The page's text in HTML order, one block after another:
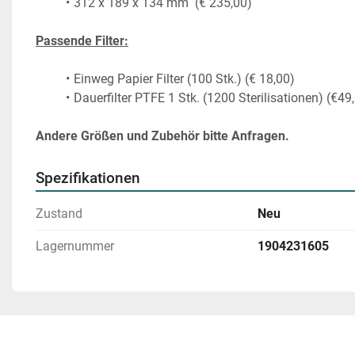
Passende Filter:
Einweg Papier Filter (100 Stk.) (€ 18,00)
Dauerfilter PTFE 1 Stk. (1200 Sterilisationen)
Andere Größen und Zubehör bitte Anfragen.
Spezifikationen
Zustand Neu
Lagernummer 1904231605